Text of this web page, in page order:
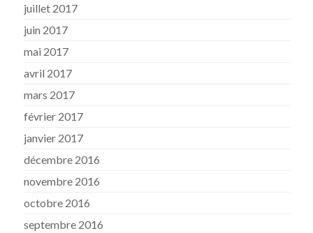
juillet 2017
juin 2017
mai 2017
avril 2017
mars 2017
février 2017
janvier 2017
décembre 2016
novembre 2016
octobre 2016
septembre 2016